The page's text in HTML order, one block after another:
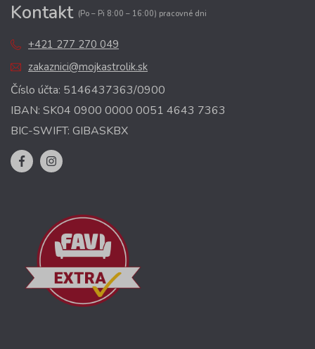
Kontakt (Po – Pi 8:00 – 16:00) pracovné dni
+421 277 270 049
zakaznici@mojkastrolik.sk
Číslo účta: 5146437363/0900
IBAN: SK04 0900 0000 0051 4643 7363
BIC-SWIFT: GIBASKBX